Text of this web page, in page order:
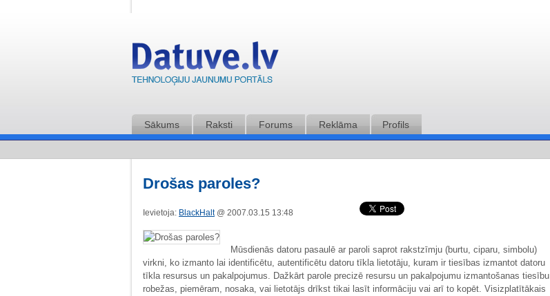
Sākums Raksti Forums Reklāma Profils
Drošas paroles?
Ievietoja: BlackHalt@ 2007.03.15 13:48
Mūsdienās datoru pasaulē ar paroli saprot rakstzīmju (burtu, ciparu, simbolu)
virkni, ko izmanto lai identificētu, autentificētu datoru tīkla lietotāju, kuram ir tiesības izmantot datoru
tīkla resursus un pakalpojumus. Dažkārt parole precizē resursu un pakalpojumu izmantošanas tiesību
robežas, piemēram, nosaka, vai lietotājs drīkst tikai lasīt informāciju vai arī to kopēt. Visizplatītākais